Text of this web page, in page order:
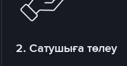
2. Сатушыға төлеу